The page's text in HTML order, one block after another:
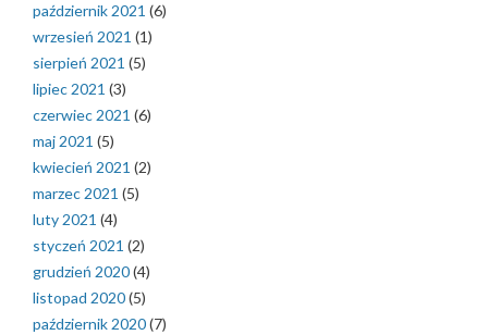
październik 2021 (6)
wrzesień 2021 (1)
sierpień 2021 (5)
lipiec 2021 (3)
czerwiec 2021 (6)
maj 2021 (5)
kwiecień 2021 (2)
marzec 2021 (5)
luty 2021 (4)
styczeń 2021 (2)
grudzień 2020(4)
listopad 2020(5)
październik 2020(7)